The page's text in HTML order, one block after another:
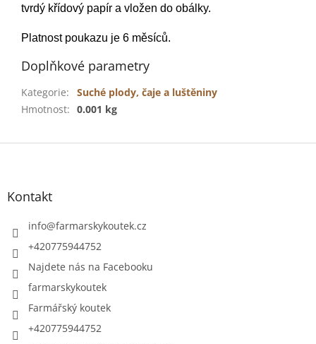
tvrdý křídový papír a vložen do obálky.
Platnost poukazu je 6 měsíců.
Doplňkové parametry
Kategorie:
Suché plody, čaje a luštěniny
Hmotnost: 0.001 kg
Z
Kontakt
info@farmarskykoutek.cz
+420775944752
Najdete nás na Facebooku
farmarskykoutek
Farmářský koutek
+420775944752